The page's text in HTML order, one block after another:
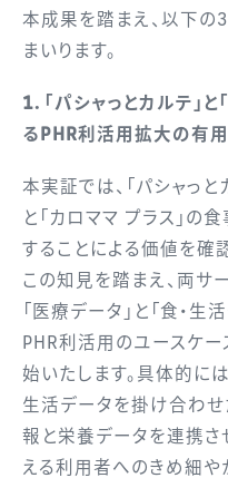
本成果を踏まえ、以下の
まいります。
1．「パシャっとカルテ」
るPHR利活用拡大の有
本実証では、「パシャっ
と「カロママ プラス」の
することによる価値を確
この知見を踏まえ、両サ
「医療データ」と「食・
PHR利活用のユースケー
始いたします。具体的に
生活データを掛け合わせ
報と栄養データを連携さ
える利用者へのきめ細や